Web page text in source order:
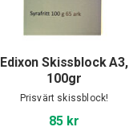
Edixon Skissblock A3,
100gr
Prisvärt skissblock!
85 kr